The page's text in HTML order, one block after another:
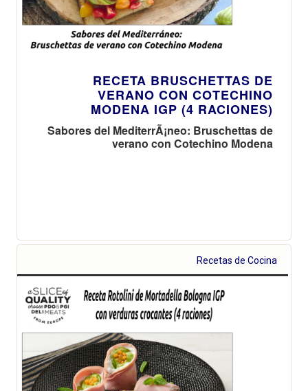
RECETA BRUSCHETTAS DE
VERANO CON COTECHINO
MODENA IGP (4 RACIONES)
Sabores del MediterrÃ¡neo: Bruschettas de
verano con Cotechino Modena
Recetas de Cocina